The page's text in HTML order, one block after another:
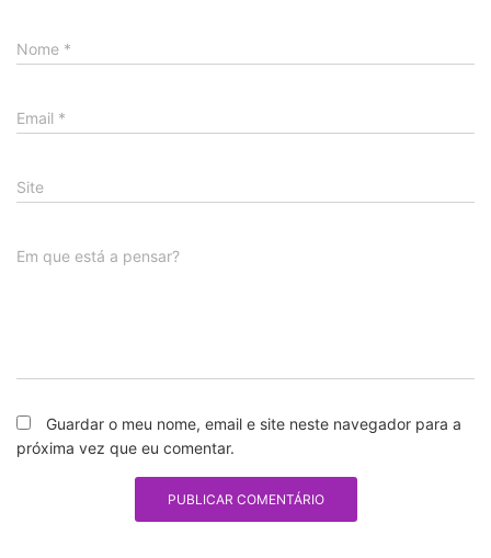
Nome *
Email *
Site
Em que está a pensar?
Guardar o meu nome, email e site neste navegador para a
próxima vez que eu comentar.